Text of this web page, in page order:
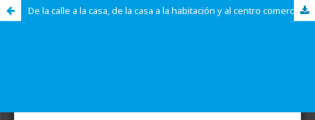
De la calle a la casa, de la casa a la habitación y al centro comercial: espacios para la domesticación y el gobierno de la infancia contemporánea de Medellín